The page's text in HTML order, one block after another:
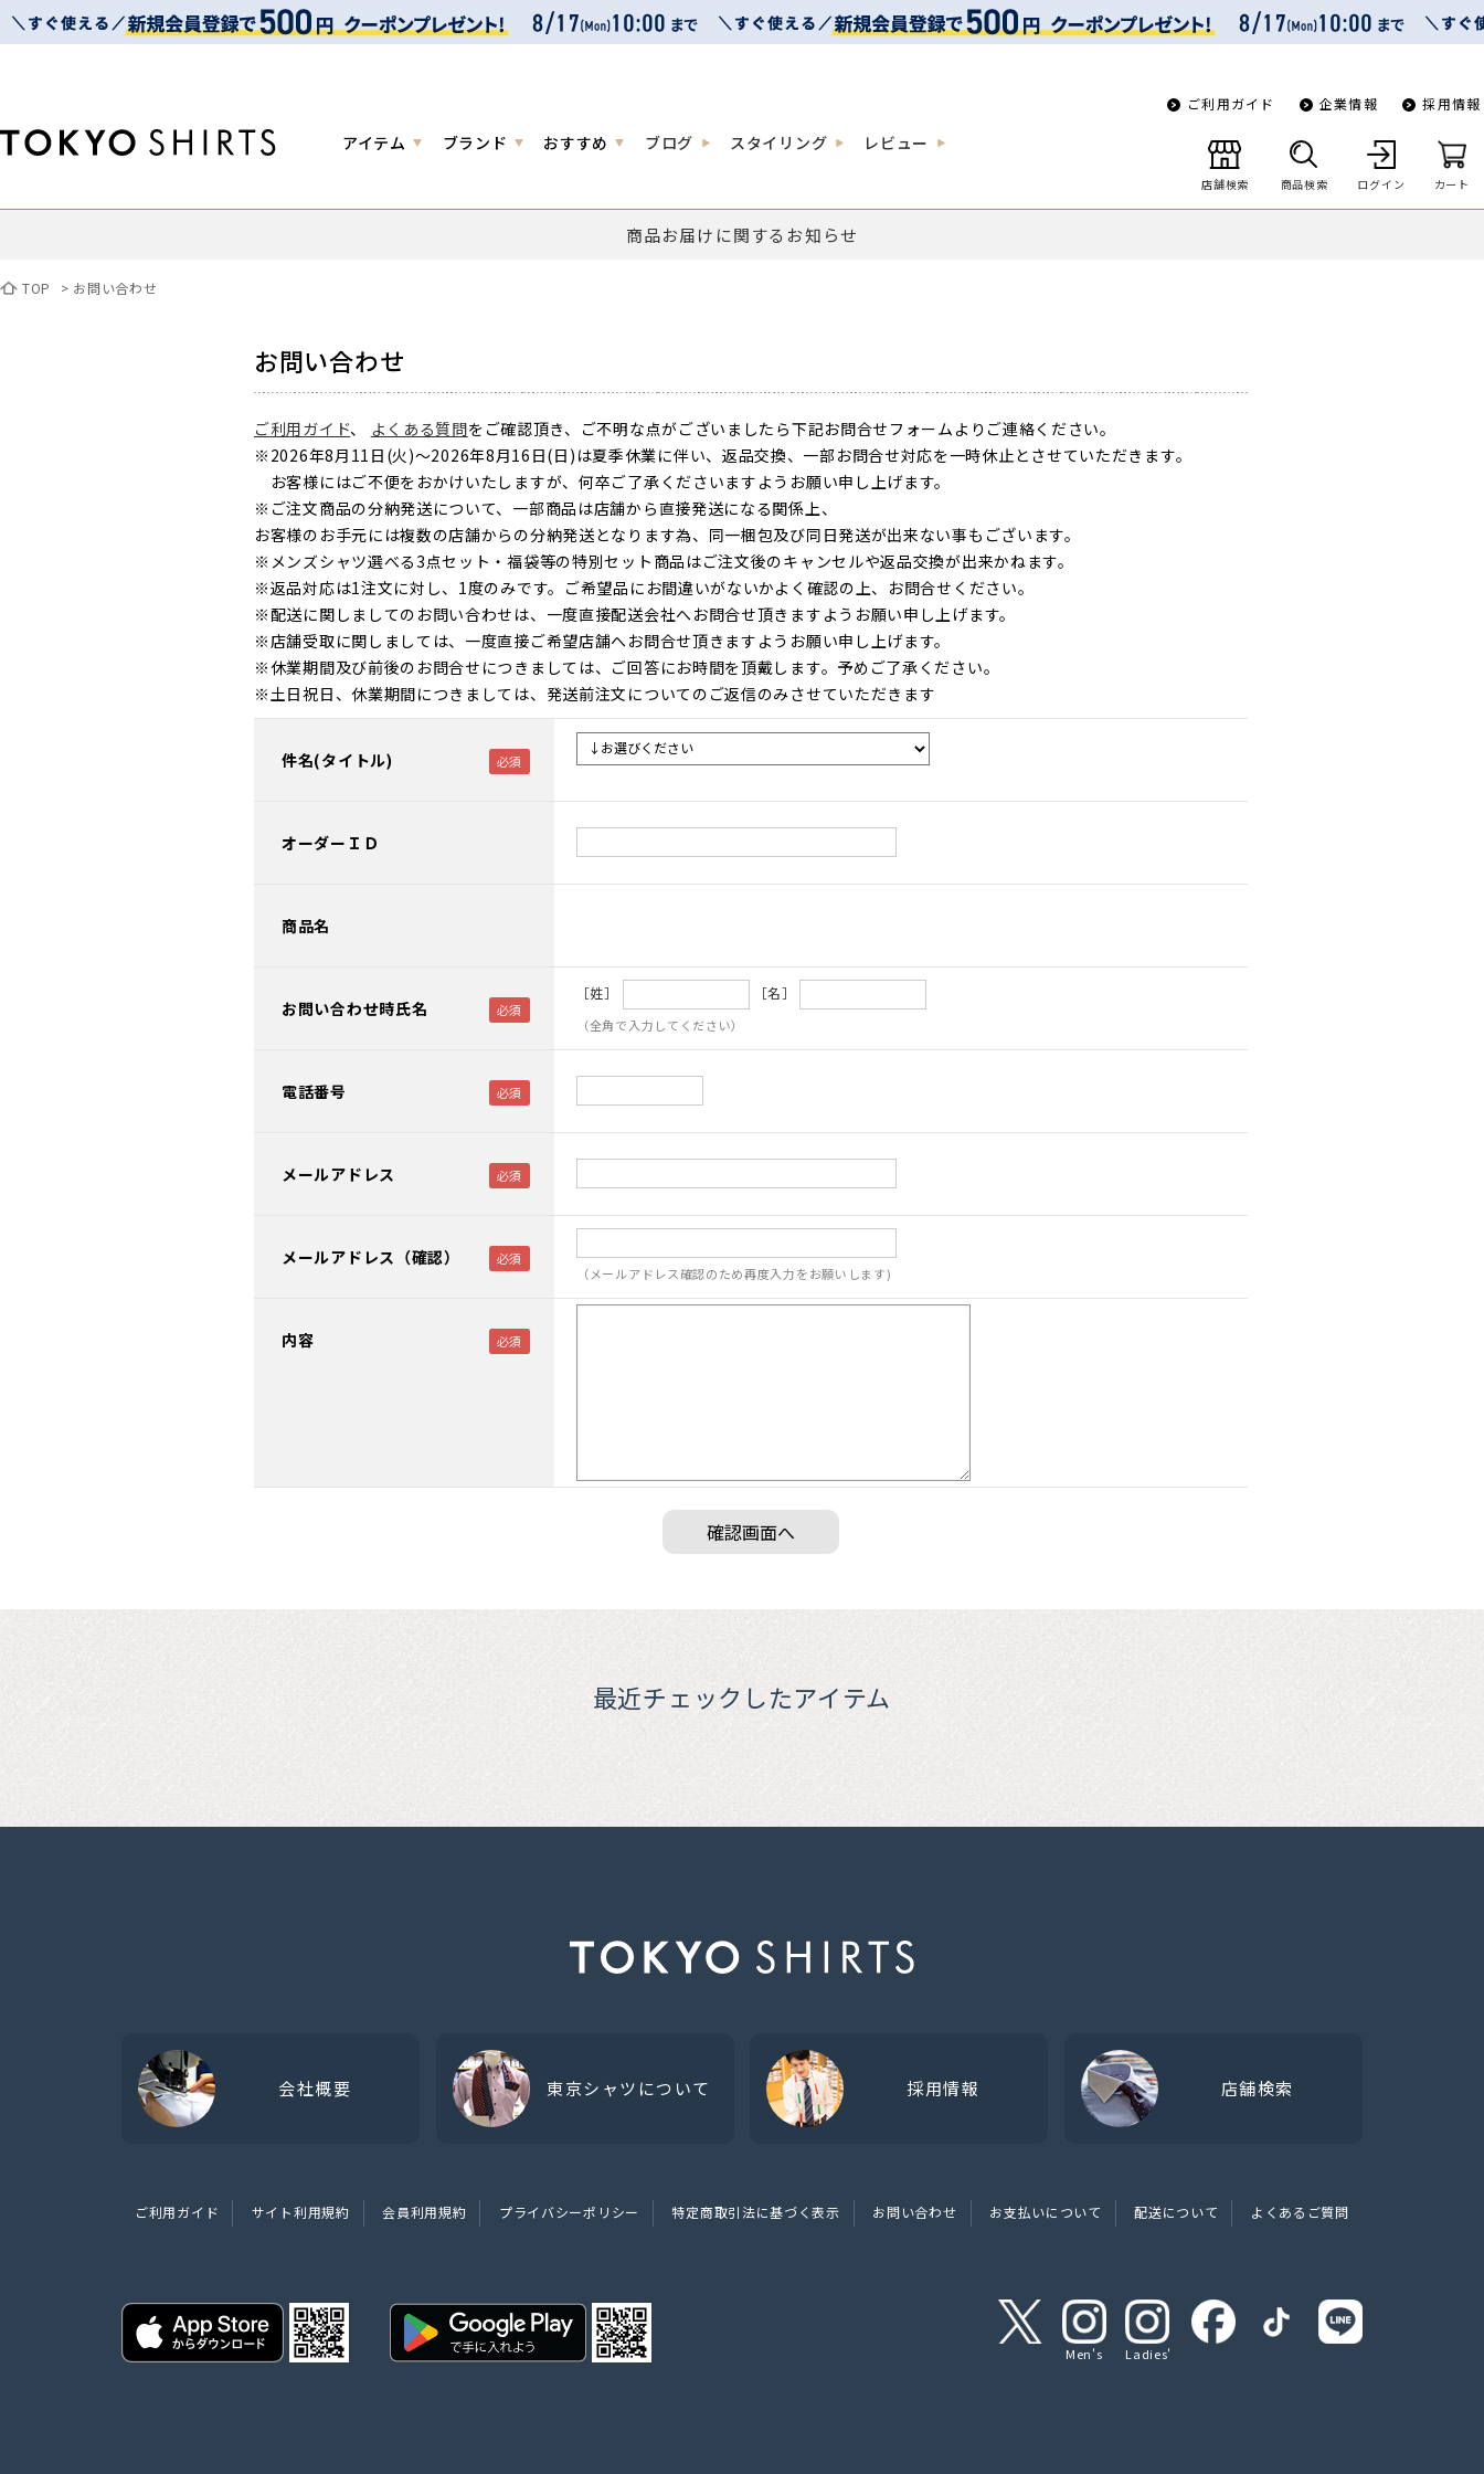
アイテム ブランド おすすめ ブログ スタイリング レビュー
ご利用ガイド 企業情報 採用情報
店舗検索 商品検索 ログイン カート
商品お届けに関するお知らせ
TOP > お問い合わせ
お問い合わせ
ご利用ガイド、 よくある質問をご確認頂き、ご不明な点がございましたら下記お問合せフォームよりご連絡ください。
※2026年8月11日(火)～2026年8月16日(日)は夏季休業に伴い、返品交換、一部お問合せ対応を一時休止とさせていただきます。
お客様にはご不便をおかけいたしますが、何卒ご了承くださいますようお願い申し上げます。
※ご注文商品の分納発送について、一部商品は店舗から直接発送になる関係上、
お客様のお手元には複数の店舗からの分納発送となります為、同一梱包及び同日発送が出来ない事もございます。
※メンズシャツ選べる3点セット・福袋等の特別セット商品はご注文後のキャンセルや返品交換が出来かねます。
※返品対応は1注文に対し、1度のみです。ご希望品にお間違いがないかよく確認の上、お問合せください。
※配送に関しましてのお問い合わせは、一度直接配送会社へお問合せ頂きますようお願い申し上げます。
※店舗受取に関しましては、一度直接ご希望店舗へお問合せ頂きますようお願い申し上げます。
※休業期間及び前後のお問合せにつきましては、ご回答にお時間を頂戴します。予めご了承ください。
※土日祝日、休業期間につきましては、発送前注文についてのご返信のみさせていただきます
件名(タイトル)
オーダーＩＤ
商品名
お問い合わせ時氏名
［姓］ ［名］
（全角で入力してください）
電話番号
メールアドレス
メールアドレス（確認）
（メールアドレス確認のため再度入力をお願いします)
内容
最近チェックしたアイテム
会社概要 東京シャツについて 採用情報 店舗検索
ご利用ガイド サイト利用規約 会員利用規約 プライバシーポリシー 特定商取引法に基づく表示 お問い合わせ お支払いについて 配送について よくあるご質問
Men's Ladies'